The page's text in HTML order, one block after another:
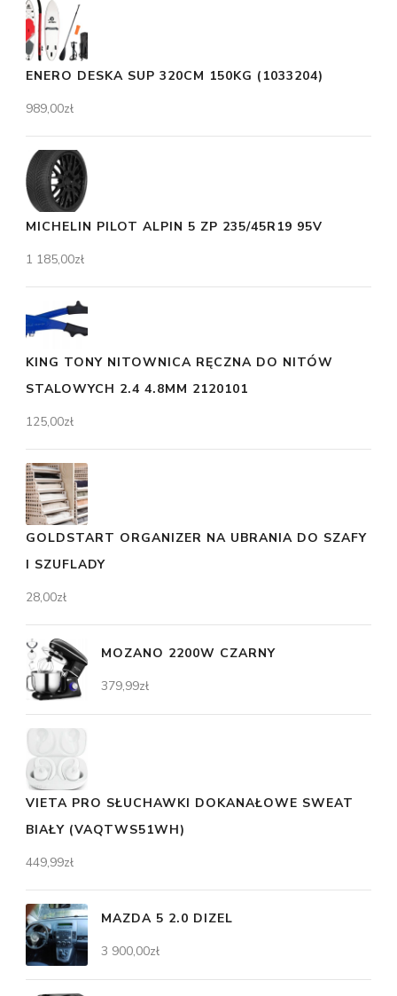
ENERO DESKA SUP 320CM 150KG (1033204)
989,00zł
MICHELIN PILOT ALPIN 5 ZP 235/45R19 95V
1 185,00zł
KING TONY NITOWNICA RĘCZNA DO NITÓW
STALOWYCH 2.4 4.8MM 2120101
125,00zł
GOLDSTART ORGANIZER NA UBRANIA DO SZAFY
I SZUFLADY
28,00zł
MOZANO 2200W CZARNY
379,99zł
VIETA PRO SŁUCHAWKI DOKANAŁOWE SWEAT
BIAŁY (VAQTWS51WH)
449,99zł
MAZDA 5 2.0 DIZEL
3 900,00zł